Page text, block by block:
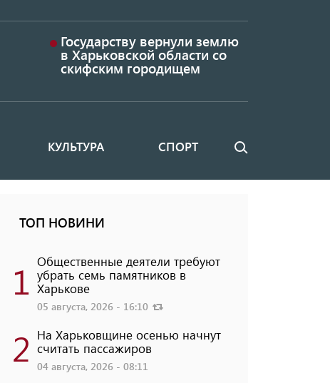
Государству вернули землю
в Харьковской области со
скифским городищем
КУЛЬТУРА СПОРТ Поиск
ТОП НОВИНИ
1 Общественные деятели требуют
убрать семь памятников в
Харькове
05 августа, 2026 - 16:10
2 На Харьковщине осенью начнут
считать пассажиров
04 августа, 2026 - 08:11